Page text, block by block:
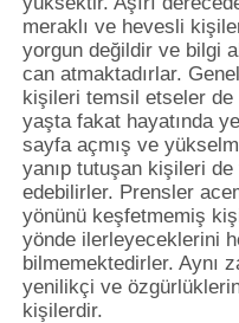
meraklı ve hevesli
yorgun değildir ve bilgi
can atmaktadırlar.
kişileri temsil etseler de
yaşta fakat hayatında
sayfa açmış ve
yanıp tutuşan kişileri de
edebilirler. Prensler
yönünü keşfetmemiş
yönde ilerleyeceklerini
bilmemektedirler. Aynı
yenilikçi ve
kişilerdir.